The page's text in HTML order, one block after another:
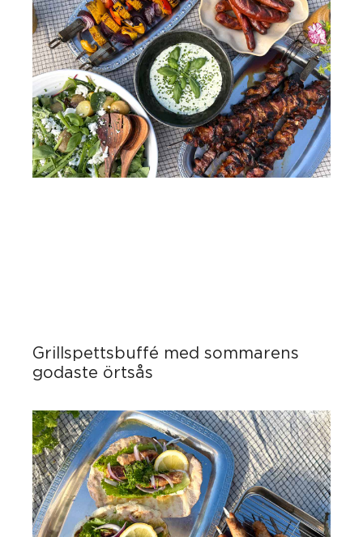
Grillspettsbuffé med sommarens
godaste örtsås